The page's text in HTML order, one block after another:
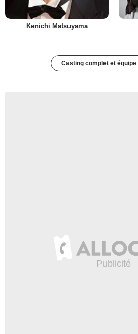
Kenichi Matsuyama
Casting complet et équipe